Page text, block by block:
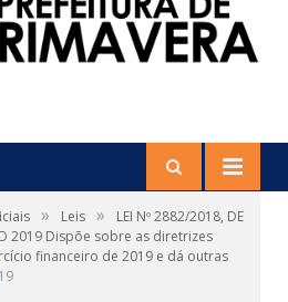
» Leis »
LEI Nº 2882/2018, DE
2019 Dispõe sobre as diretrizes
financeiro de 2019 e dá outras